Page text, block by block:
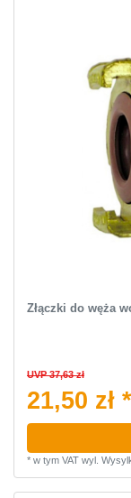
Złączki do węża
UVP 37,63 zł
21,50 zł *
* w tym VATwyl.